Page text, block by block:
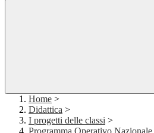
Home >
Didattica >
I progetti delle classi >